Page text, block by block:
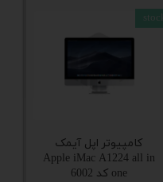
کامپیوتر اپل آیمک
Apple iMac A1224 all in
one کد 6002